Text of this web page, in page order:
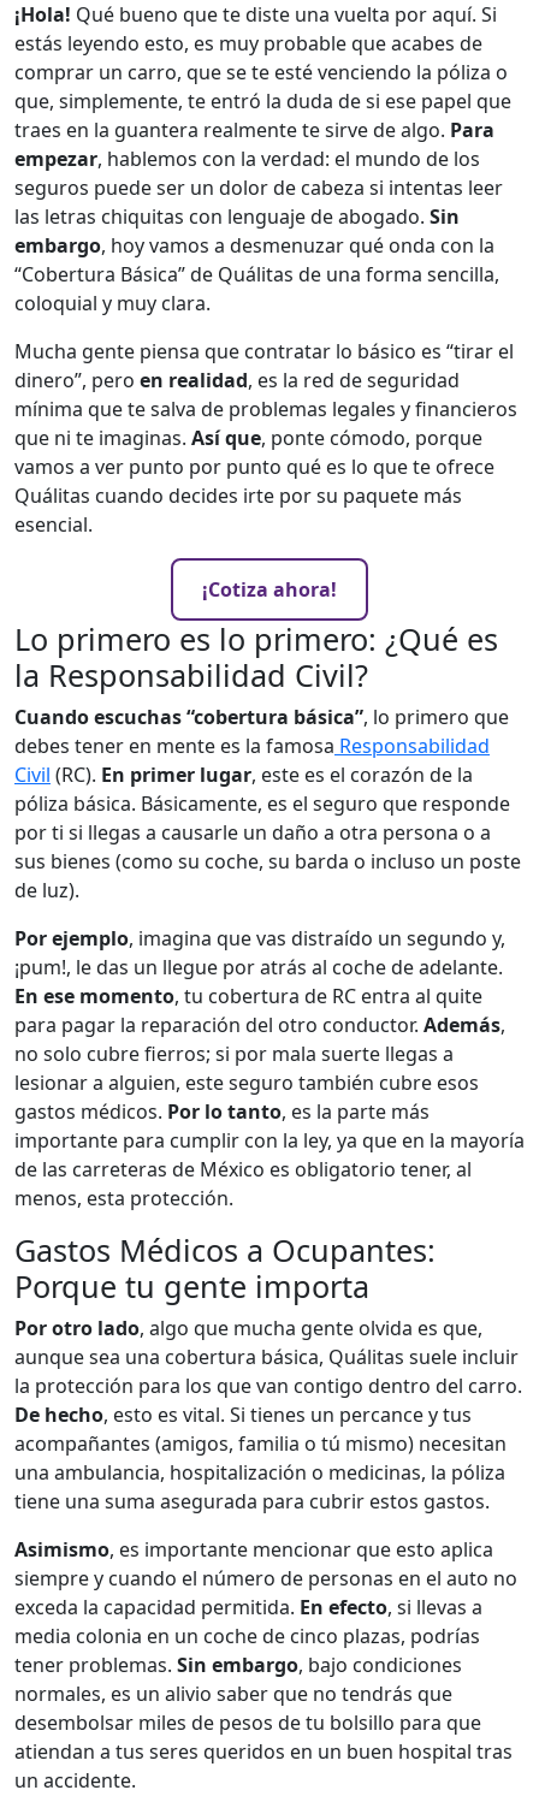
¡Hola! Qué bueno que te diste una vuelta por aquí. Si
estás leyendo esto, es muy probable que acabes de
comprar un carro, que se te esté venciendo la póliza o
que, simplemente, te entró la duda de si ese papel que
traes en la guantera realmente te sirve de algo. Para
empezar, hablemos con la verdad: el mundo de los
seguros puede ser un dolor de cabeza si intentas leer
las letras chiquitas con lenguaje de abogado. Sin
embargo, hoy vamos a desmenuzar qué onda con la
“Cobertura Básica” de Quálitas de una forma sencilla,
coloquial y muy clara.
Mucha gente piensa que contratar lo básico es “tirar el
dinero”, pero en realidad, es la red de seguridad
mínima que te salva de problemas legales y financieros
que ni te imaginas. Así que, ponte cómodo, porque
vamos a ver punto por punto qué es lo que te ofrece
Quálitas cuando decides irte por su paquete más
esencial.
¡Cotiza ahora!
Lo primero es lo primero: ¿Qué es
la Responsabilidad Civil?
Cuando escuchas “cobertura básica”, lo primero que
debes tener en mente es la famosa Responsabilidad
Civil (RC). En primer lugar, este es el corazón de la
póliza básica. Básicamente, es el seguro que responde
por ti si llegas a causarle un daño a otra persona o a
sus bienes (como su coche, su barda o incluso un poste
de luz).
Por ejemplo, imagina que vas distraído un segundo y,
¡pum!, le das un llegue por atrás al coche de adelante.
En ese momento, tu cobertura de RC entra al quite
para pagar la reparación del otro conductor. Además,
no solo cubre fierros; si por mala suerte llegas a
lesionar a alguien, este seguro también cubre esos
gastos médicos. Por lo tanto, es la parte más
importante para cumplir con la ley, ya que en la mayoría
de las carreteras de México es obligatorio tener, al
menos, esta protección.
Gastos Médicos a Ocupantes:
Porque tu gente importa
Por otro lado, algo que mucha gente olvida es que,
aunque sea una cobertura básica, Quálitas suele incluir
la protección para los que van contigo dentro del carro.
De hecho, esto es vital. Si tienes un percance y tus
acompañantes (amigos, familia o tú mismo) necesitan
una ambulancia, hospitalización o medicinas, la póliza
tiene una suma asegurada para cubrir estos gastos.
Asimismo, es importante mencionar que esto aplica
siempre y cuando el número de personas en el auto no
exceda la capacidad permitida. En efecto, si llevas a
media colonia en un coche de cinco plazas, podrías
tener problemas. Sin embargo, bajo condiciones
normales, es un alivio saber que no tendrás que
desembolsar miles de pesos de tu bolsillo para que
atiendan a tus seres queridos en un buen hospital tras
un accidente.